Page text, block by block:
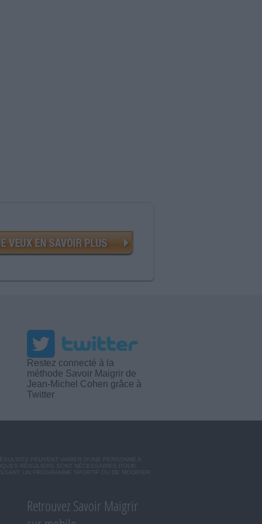
Restez connecté à la
méthode Savoir Maigrir de
Jean-Michel Cohen grâce à
Twitter
PEUVENT VARIER D'UNE PERSONNE A
RÉGULIERS SONT NÉCESSAIRES POUR
UN PROGRAMME SPORTIF OU DE MODIFIER
Retrouvez Savoir Maigrir